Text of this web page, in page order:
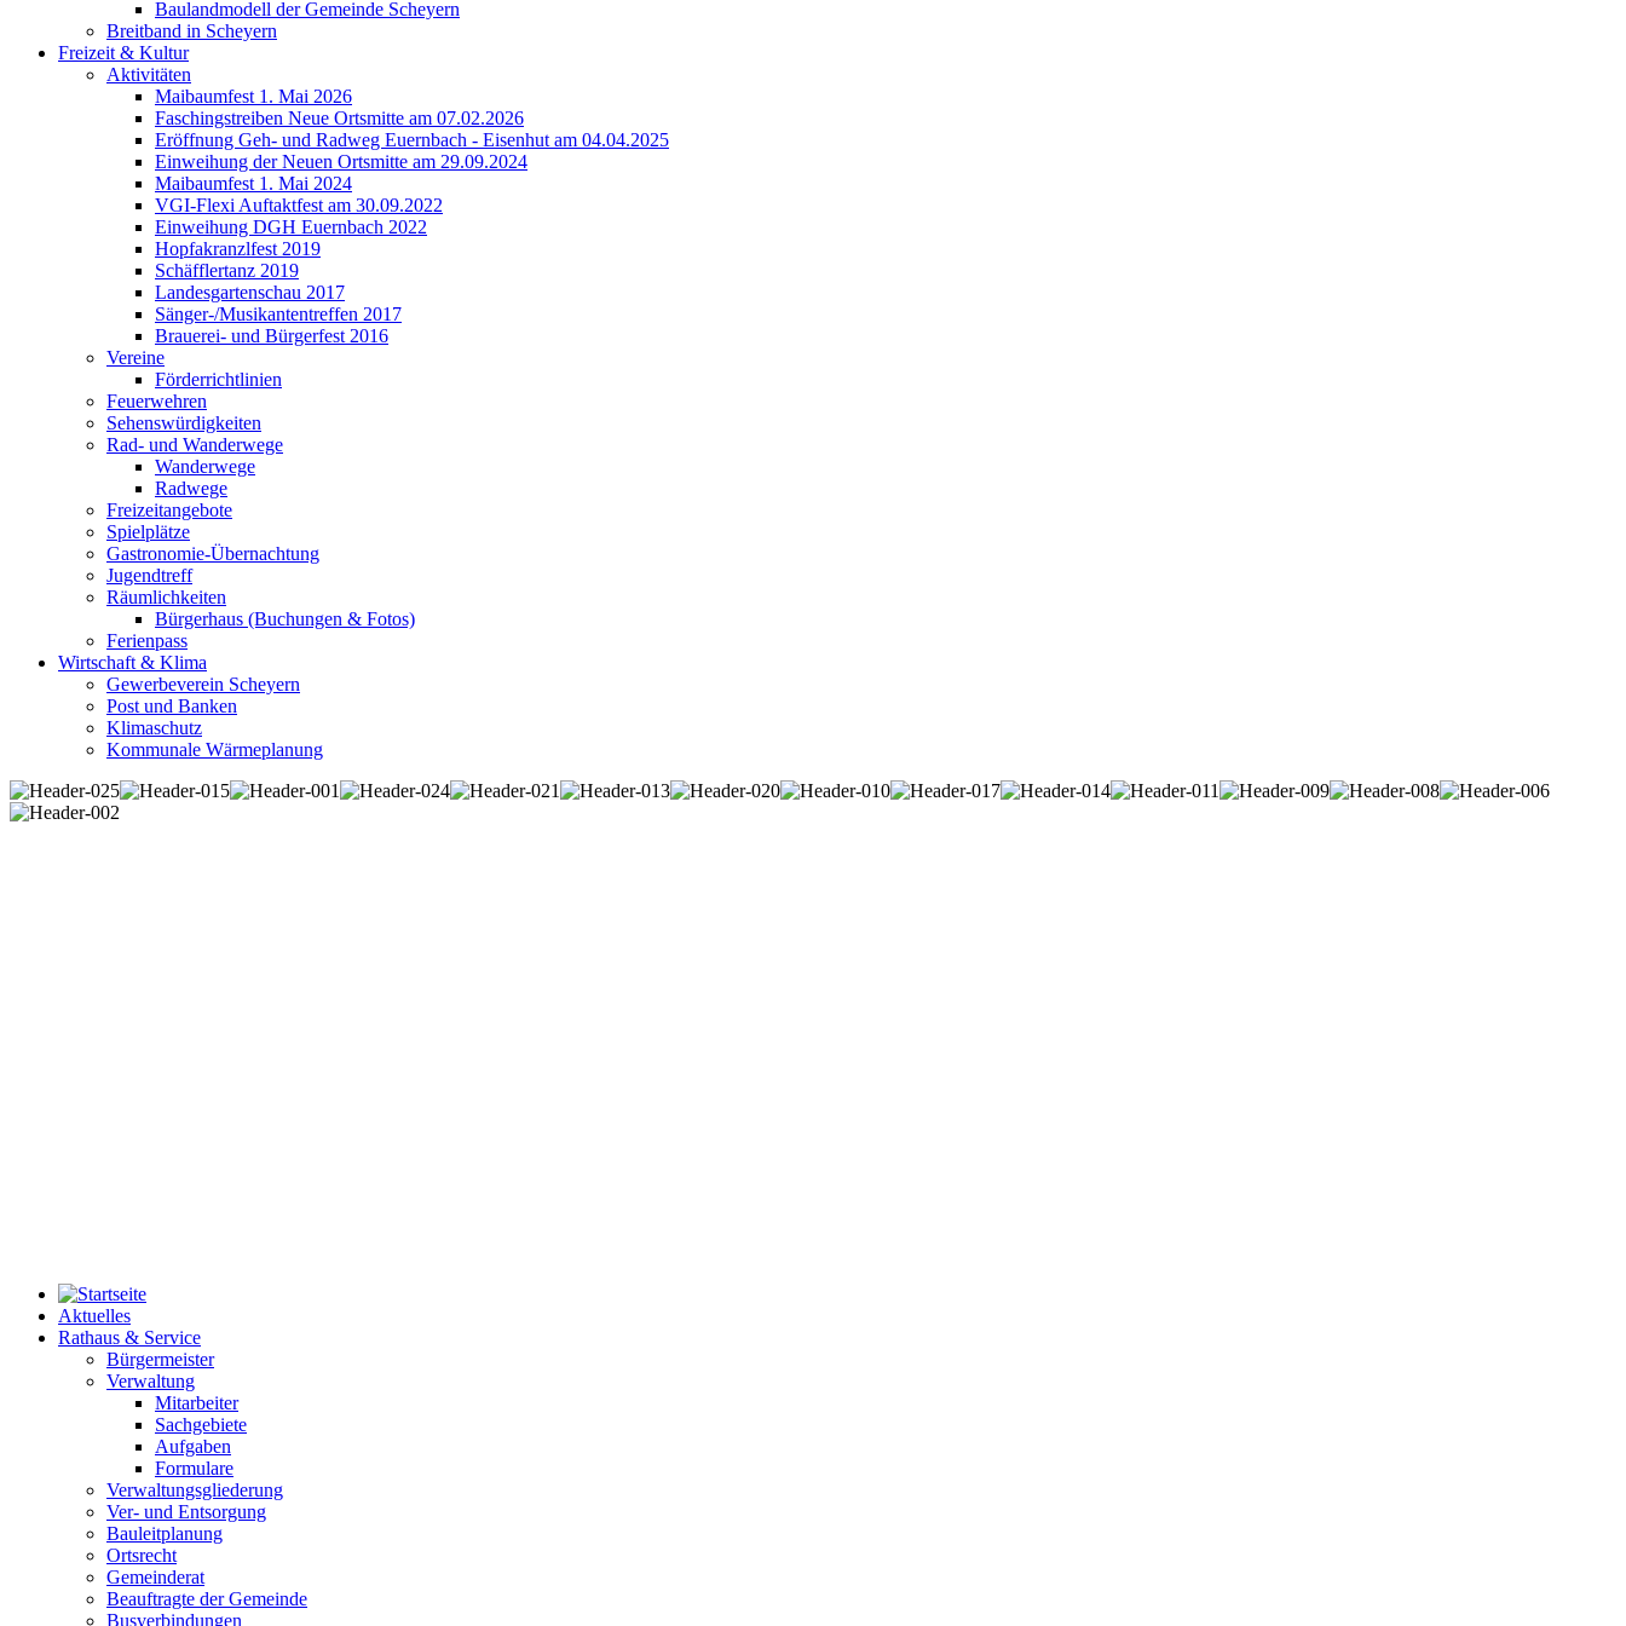
Baulandmodell der Gemeinde Scheyern
Breitband in Scheyern
Freizeit & Kultur
Aktivitäten
Maibaumfest 1. Mai 2026
Faschingstreiben Neue Ortsmitte am 07.02.2026
Eröffnung Geh- und Radweg Euernbach - Eisenhut am 04.04.2025
Einweihung der Neuen Ortsmitte am 29.09.2024
Maibaumfest 1. Mai 2024
VGI-Flexi Auftaktfest am 30.09.2022
Einweihung DGH Euernbach 2022
Hopfakranzlfest 2019
Schäfflertanz 2019
Landesgartenschau 2017
Sänger-/Musikantentreffen 2017
Brauerei- und Bürgerfest 2016
Vereine
Förderrichtlinien
Feuerwehren
Sehenswürdigkeiten
Rad- und Wanderwege
Wanderwege
Radwege
Freizeitangebote
Spielplätze
Gastronomie-Übernachtung
Jugendtreff
Räumlichkeiten
Bürgerhaus (Buchungen & Fotos)
Ferienpass
Wirtschaft & Klima
Gewerbeverein Scheyern
Post und Banken
Klimaschutz
Kommunale Wärmeplanung
Aktuelles
Rathaus & Service
Bürgermeister
Verwaltung
Mitarbeiter
Sachgebiete
Aufgaben
Formulare
Verwaltungsgliederung
Ver- und Entsorgung
Bauleitplanung
Ortsrecht
Gemeinderat
Beauftragte der Gemeinde
Busverbindungen